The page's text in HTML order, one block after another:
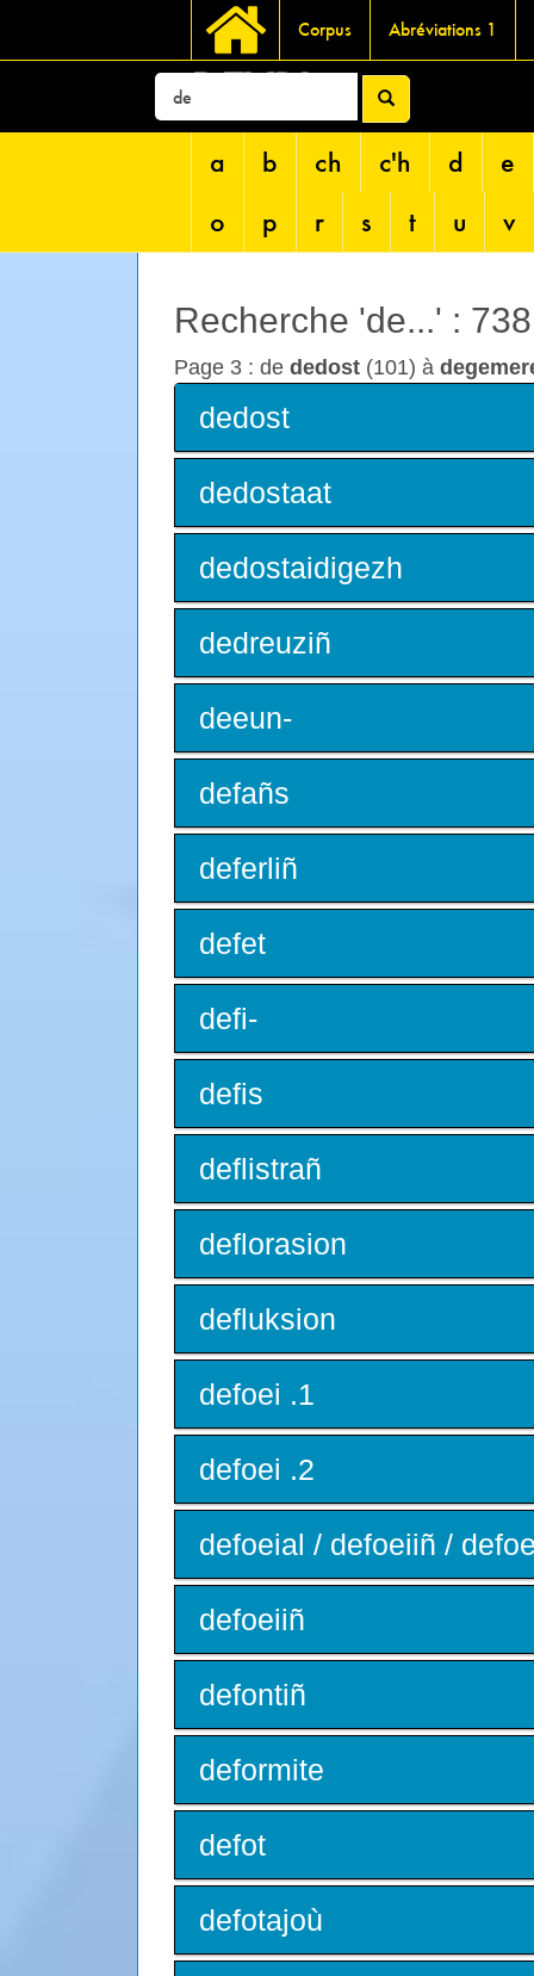
Corpus Abréviations 1
DEVRI
a b ch c'h d
e
o
p r s t u v
Recherche 'de...' :
Page 3 : de dedost (101) à
dedost
dedostaat
dedostaidigezh
dedreuziñ
deeun-
defañs
deferliñ
defet
defi-
defis
deflistrañ
deflorasion
defluksion
defoei .1
defoei .2
defoeial / defoeiiñ /
defoeiiñ
defontiñ
deformite
defot
defotajoù